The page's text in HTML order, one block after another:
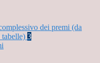
dei premi (da
3